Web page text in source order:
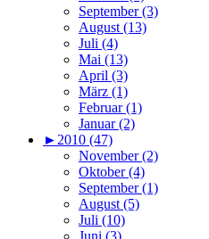
September (3)
August (13)
Juli (4)
Mai (13)
April (3)
März (1)
Februar (1)
Januar (2)
► 2010 (47)
November (2)
Oktober (4)
September (1)
August (5)
Juli (10)
Juni (3)